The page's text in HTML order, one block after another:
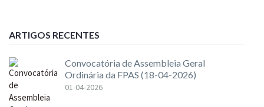
ARTIGOS RECENTES
Convocatória de Assembleia Geral
Ordinária da FPAS (18-04-2026)
01-04-2026